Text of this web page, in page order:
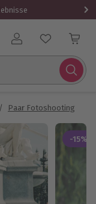
Benutzerkonto
/ Paar Fotoshooting
-15%